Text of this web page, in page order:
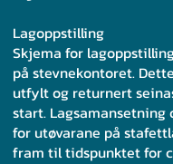
Lagoppstilling
Skjema for
på stevnekontoret.
utfylt og returnert
start. Lagsamansetning
for utøvarane på
fram til tidspunktet for